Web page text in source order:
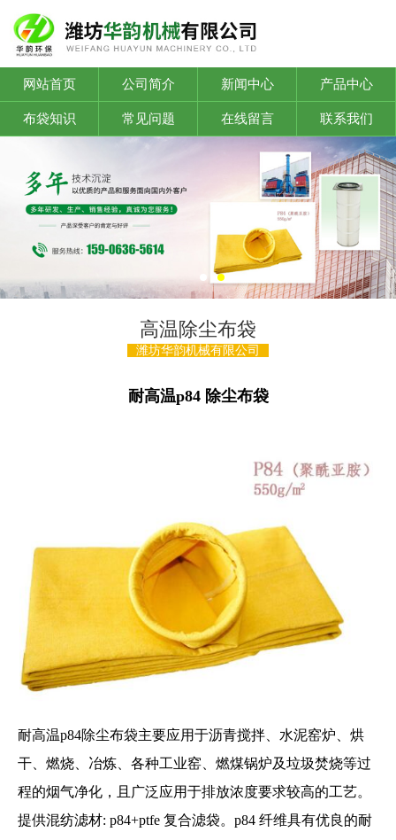
网站首页 公司简介 新闻中心 产品中心
布袋知识 常见问题 在线留言 联系我们
高温除尘布袋
潍坊华韵机械有限公司
耐高温p84 除尘布袋
耐高温p84除尘布袋主要应用于沥青搅拌、水泥窑炉、烘
干、燃烧、冶炼、各种工业窑、燃煤锅炉及垃圾焚烧等过
程的烟气净化，且广泛应用于排放浓度要求较高的工艺。
提供混纺滤材: p84+ptfe 复合滤袋。p84 纤维具有优良的耐